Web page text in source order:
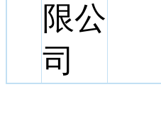
限公
司